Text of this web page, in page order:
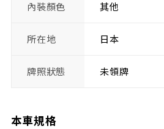
內裝顏色 其他
所在地 日本
牌照狀態 未領牌
本車規格